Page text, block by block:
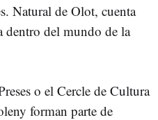
Natural de Olot, cuenta
dentro del mundo de la
o el Cercle de Cultura
forman parte de